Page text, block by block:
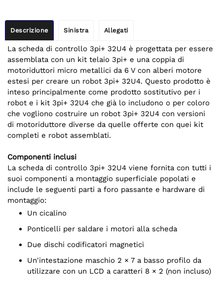
Descrizione Sinistra Allegati
La scheda di controllo 3pi+ 32U4 è progettata per essere
assemblata con un kit telaio 3pi+ e una coppia di
motoriduttori micro metallici da 6 V con alberi motore
estesi per creare un robot 3pi+ 32U4. Questo prodotto è
inteso principalmente come prodotto sostitutivo per i
robot e i kit 3pi+ 32U4 che già lo includono o per coloro
che vogliono costruire un robot 3pi+ 32U4 con versioni
di motoriduttore diverse da quelle offerte con quei kit
completi e robot assemblati.
Componenti inclusi
La scheda di controllo 3pi+ 32U4 viene fornita con tutti i
suoi componenti a montaggio superficiale popolati e
include le seguenti parti a foro passante e hardware di
montaggio:
un cicalino
ponticelli per saldare i motori alla scheda
due dischi codificatori magnetici
un'intestazione maschio 2 × 7 a basso profilo da
utilizzare con un LCD a caratteri 8 × 2 (non incluso)